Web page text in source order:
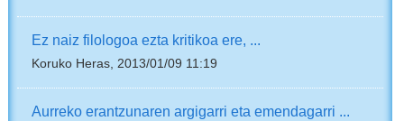
Ez naiz filologoa ezta kritikoa ere, ...
Koruko Heras, 2013/01/09 11:19
Aurreko erantzunaren argigarri eta emendagarri ...